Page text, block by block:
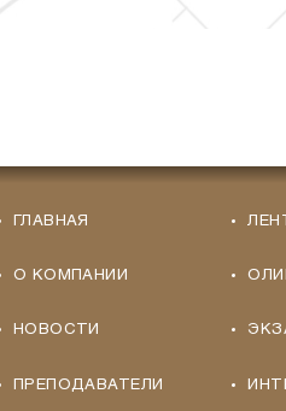
ГЛАВНАЯ
О КОМПАНИИ
НОВОСТИ
ПРЕПОДАВАТЕЛИ